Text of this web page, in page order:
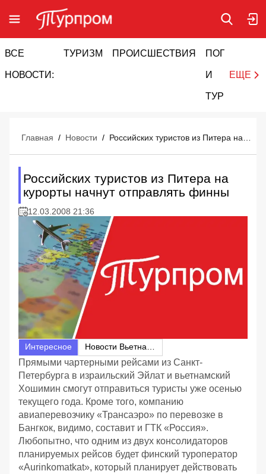
ВСЕ
НОВОСТИ:
ТУРИЗМ ПРОИСШЕСТВИЯ ПОГОДА
И
ТУРИЗМ
ЕЩЕ
Главная / Новости /
Российских туристов из Питера на
курорты начнут отправлять финны
12.03.2008 21:36
Интересное
Прямыми чартерными рейсами из Санкт-
Петербурга в израильский Эйлат и вьетнамский
Хошимин смогут отправиться туристы уже осенью
текущего года. Кроме того, компанию
авиаперевозчику «Трансаэро» по перевозке в
Бангкок, видимо, составит и ГТК «Россия».
Любопытно, что одним из двух консолидаторов
планируемых рейсов будет финский туроператор
«Aurinkomatkat», который планирует действовать